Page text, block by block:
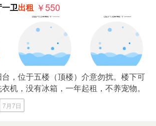
卫出租 ￥550
，位于五楼（顶楼）介意勿扰。楼下可
机，没有冰箱，一年起租，不养宠物。
7月7日